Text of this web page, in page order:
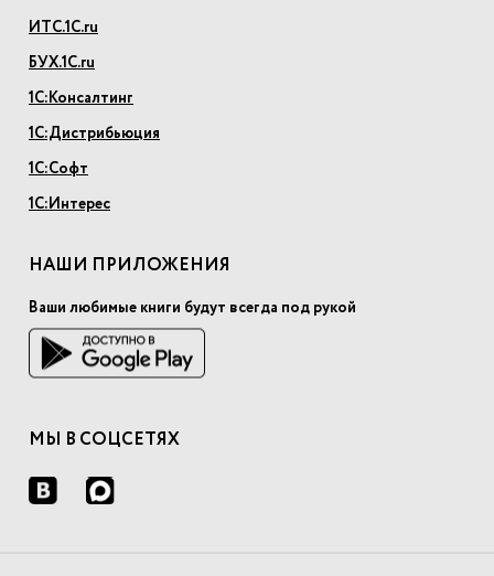
ИТС.1С.ru
БУХ.1С.ru
1С:Консалтинг
1С:Дистрибьюция
1С:Софт
1С:Интерес
НАШИ ПРИЛОЖЕНИЯ
Ваши любимые книги будут всегда под рукой
МЫ В СОЦСЕТЯХ